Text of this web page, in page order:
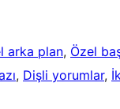
arka plan, Özel
, Dişli yorumlar,